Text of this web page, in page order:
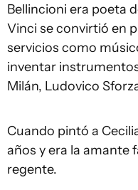
Bellincioni era poeta
Vinci se convirtió en
servicios como
inventar
Milán, Ludovico
Cuando pintó a
años y era la amante
regente.